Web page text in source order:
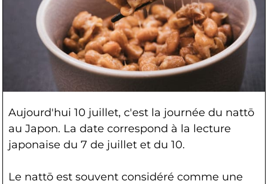
Aujourd'hui 10 juillet, c'est la journée du nattō
au Japon. La date correspond à la lecture
japonaise du 7 de juillet et du 10.
Le nattō est souvent considéré comme une